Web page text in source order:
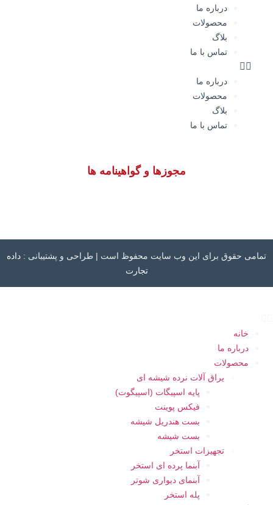
درباره ما
محصولات
بلاگ
تماس با ما
درباره ما
محصولات
بلاگ
تماس با ما
مجوزها و گواهینامه ها
تمامی حقوق برای این وب سایت محفوظ است | طراحی و پشتیبانی : داده
تجارت
خانه
درباره ما
محصولات
یراق آلات نرده شیشه ای
پایه اسپیگات (اسپیگوت)
فیکس پوینت
بست هندریل شیشه
بست شیشه
تجهیزات استخر
آبنما پرده ای استخر
آبنمای دیواری شوتر
پله استخر